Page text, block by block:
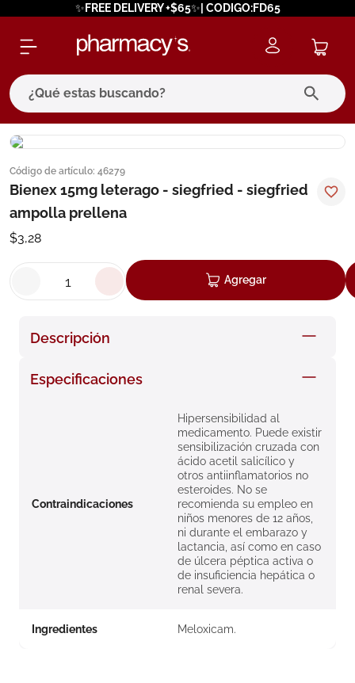
✨FREE DELIVERY +$65✨| CODIGO:FD65
¿Qué estas buscando?
Código de artículo: 46279
Bienex 15mg leterago - siegfried - siegfried
ampolla prellena
$3,28
Agregar
Descripción
Especificaciones
Contraindicaciones
Hipersensibilidad al
medicamento. Puede existir
sensibilización cruzada con
ácido acetil salicílico y
otros antiinflamatorios no
esteroides. No se
recomienda su empleo en
niños menores de 12 años,
ni durante el embarazo y
lactancia, así como en caso
de úlcera péptica activa o
de insuficiencia hepática o
renal severa.
Ingredientes Meloxicam.
términos más buscados
1. eucerin
3
cerave
7. megacistin
roche posay